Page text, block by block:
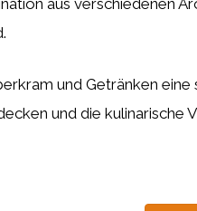
und Getränken eine
und die kulinarische